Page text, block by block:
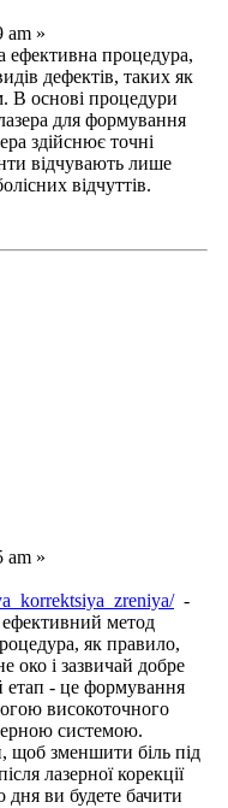
am »
ефективна процедура,
дефектів, таких як
В основі процедури
для формування
здійснює точні
відчувають лише
відчуттів.
am »
-
метод
як правило,
око і зазвичай добре
етап - це формування
високоточного
системою.
щоб зменшити біль під
лазерної корекції
ви будете бачити